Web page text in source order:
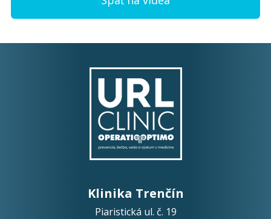
Klinika Trenčín
Piaristická ul. č. 19